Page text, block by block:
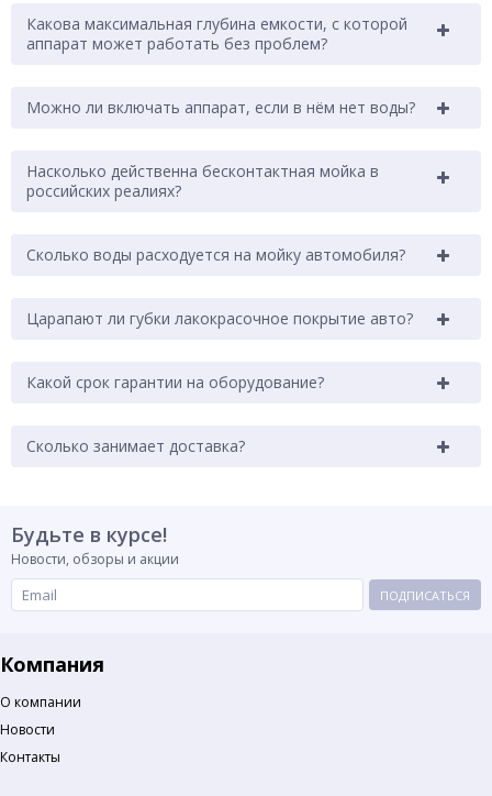
Какова максимальная глубина емкости, с которой
аппарат может работать без проблем?
Можно ли включать аппарат, если в нём нет воды?
Насколько действенна бесконтактная мойка в
российских реалиях?
Сколько воды расходуется на мойку автомобиля?
Царапают ли губки лакокрасочное покрытие авто?
Какой срок гарантии на оборудование?
Сколько занимает доставка?
Будьте в курсе!
Новости, обзоры и акции
ПОДПИСАТЬСЯ
Компания
О компании
Новости
Контакты